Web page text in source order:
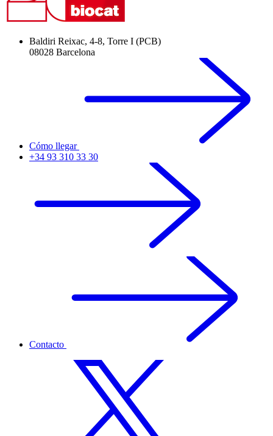
Baldiri Reixac, 4-8, Torre I (PCB)
08028 Barcelona
Cómo llegar
+34 93 310 33 30
Contacto